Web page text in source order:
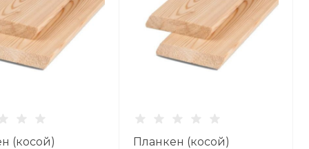
(косой)
Планкен (косой)